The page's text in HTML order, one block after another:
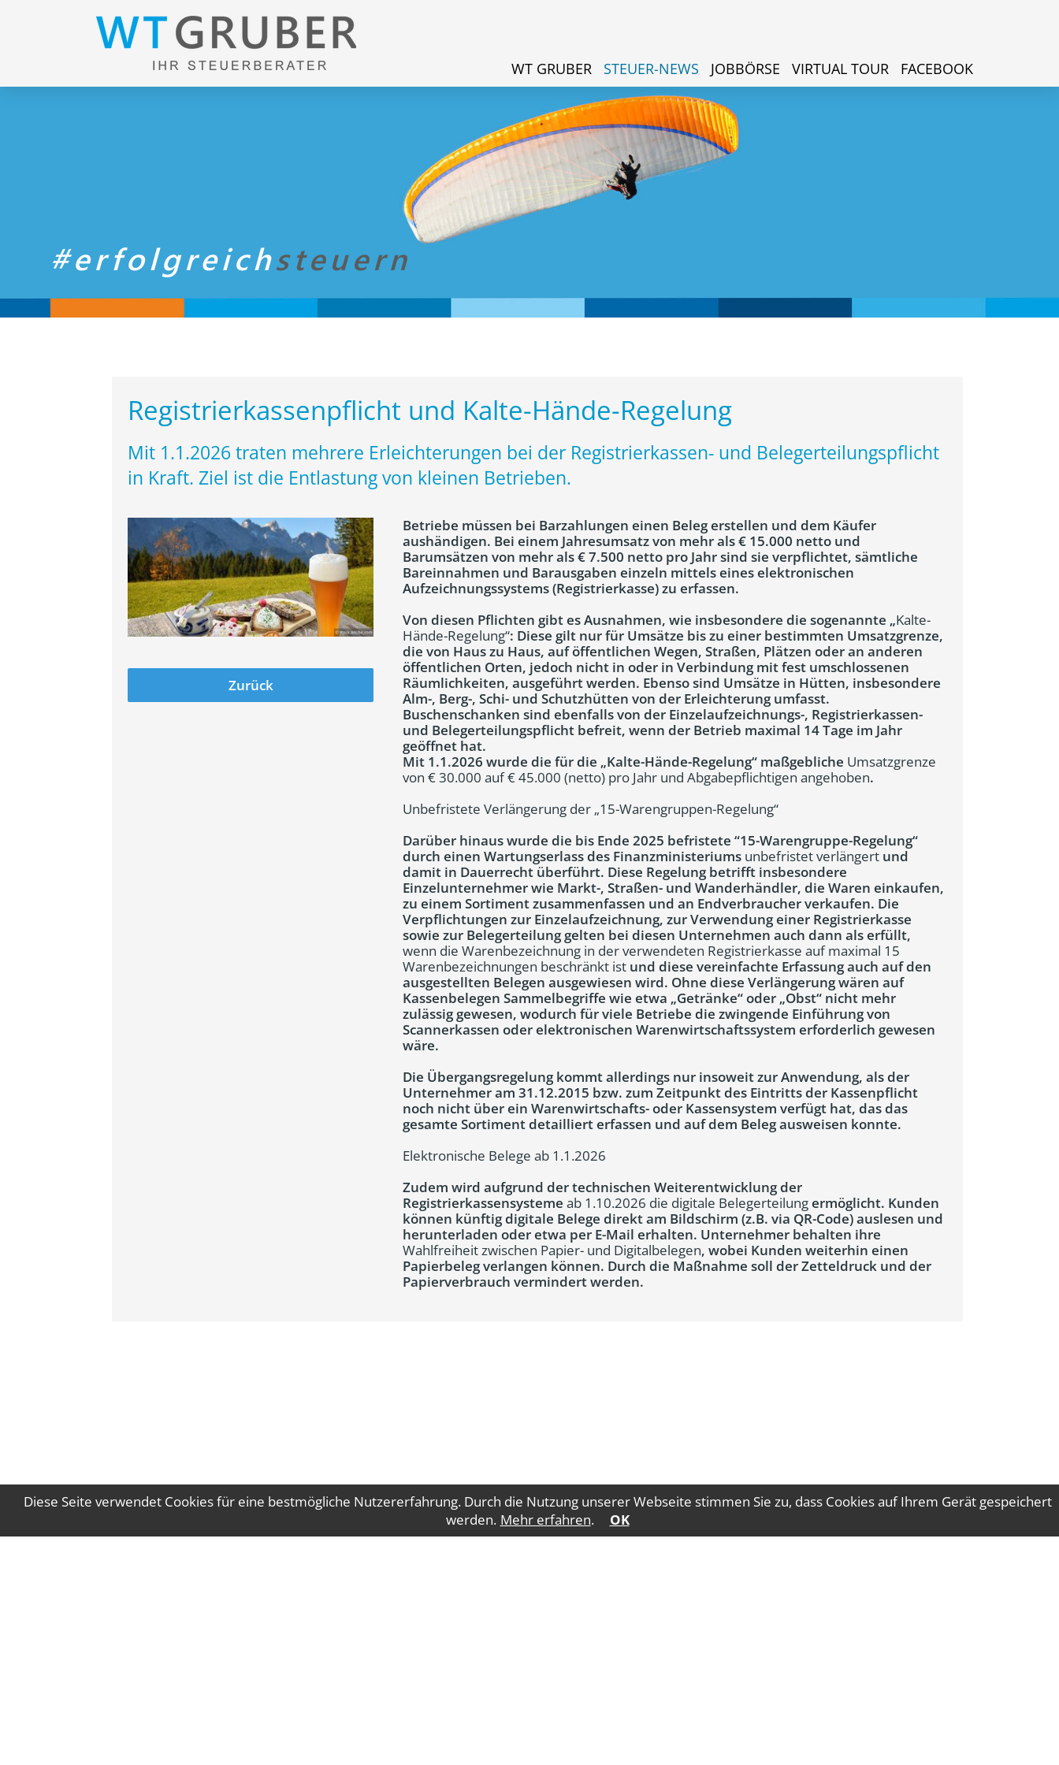
Diese Seite verwendet Cookies für eine bestmögliche Nutzererfahrung. Durch die Nutzung unserer Webseite stimmen Sie zu, dass Cookies auf Ihrem Gerät gespeichert
werden. Mehr erfahren. OK
WT GRUBER STEUER-NEWS JOBBÖRSE VIRTUAL TOUR FACEBOOK
Registrierkassenpflicht und Kalte-Hände-Regelung
Mit 1.1.2026 traten mehrere Erleichterungen bei der Registrierkassen- und Belegerteilungspflicht
in Kraft. Ziel ist die Entlastung von kleinen Betrieben.
Betriebe müssen bei Barzahlungen einen Beleg erstellen und dem Käufer
aushändigen. Bei einem Jahresumsatz von mehr als € 15.000 netto und
Barumsätzen von mehr als € 7.500 netto pro Jahr sind sie verpflichtet, sämtliche
Bareinnahmen und Barausgaben einzeln mittels eines elektronischen
Aufzeichnungssystems (Registrierkasse) zu erfassen.
Von diesen Pflichten gibt es Ausnahmen, wie insbesondere die sogenannte „Kalte-
Hände-Regelung“: Diese gilt nur für Umsätze bis zu einer bestimmten Umsatzgrenze,
die von Haus zu Haus, auf öffentlichen Wegen, Straßen, Plätzen oder an anderen
öffentlichen Orten, jedoch nicht in oder in Verbindung mit fest umschlossenen
Räumlichkeiten, ausgeführt werden. Ebenso sind Umsätze in Hütten, insbesondere
Alm-, Berg-, Schi- und Schutzhütten von der Erleichterung umfasst.
Buschenschanken sind ebenfalls von der Einzelaufzeichnungs-, Registrierkassen-
und Belegerteilungspflicht befreit, wenn der Betrieb maximal 14 Tage im Jahr
geöffnet hat.
Mit 1.1.2026 wurde die für die „Kalte-Hände-Regelung“ maßgebliche Umsatzgrenze
von € 30.000 auf € 45.000 (netto) pro Jahr und Abgabepflichtigen angehoben.
Unbefristete Verlängerung der „15-Warengruppen-Regelung“
Darüber hinaus wurde die bis Ende 2025 befristete “15-Warengruppe-Regelung“
durch einen Wartungserlass des Finanzministeriums unbefristet verlängert und
damit in Dauerrecht überführt. Diese Regelung betrifft insbesondere
Einzelunternehmer wie Markt-, Straßen- und Wanderhändler, die Waren einkaufen,
zu einem Sortiment zusammenfassen und an Endverbraucher verkaufen. Die
Verpflichtungen zur Einzelaufzeichnung, zur Verwendung einer Registrierkasse
sowie zur Belegerteilung gelten bei diesen Unternehmen auch dann als erfüllt,
wenn die Warenbezeichnung in der verwendeten Registrierkasse auf maximal 15
Warenbezeichnungen beschränkt ist und diese vereinfachte Erfassung auch auf den
ausgestellten Belegen ausgewiesen wird. Ohne diese Verlängerung wären auf
Kassenbelegen Sammelbegriffe wie etwa „Getränke“ oder „Obst“ nicht mehr
zulässig gewesen, wodurch für viele Betriebe die zwingende Einführung von
Scannerkassen oder elektronischen Warenwirtschaftssystem erforderlich gewesen
wäre.
Die Übergangsregelung kommt allerdings nur insoweit zur Anwendung, als der
Unternehmer am 31.12.2015 bzw. zum Zeitpunkt des Eintritts der Kassenpflicht
noch nicht über ein Warenwirtschafts- oder Kassensystem verfügt hat, das das
gesamte Sortiment detailliert erfassen und auf dem Beleg ausweisen konnte.
Elektronische Belege ab 1.1.2026
Zudem wird aufgrund der technischen Weiterentwicklung der
Registrierkassensysteme ab 1.10.2026 die digitale Belegerteilungermöglicht. Kunden
können künftig digitale Belege direkt am Bildschirm (z.B. via QR-Code) auslesen und
herunterladen oder etwa per E-Mail erhalten. Unternehmer behalten ihre
Wahlfreiheit zwischen Papier- und Digitalbelegen, wobei Kunden weiterhin einen
Papierbeleg verlangen können. Durch die Maßnahme soll der Zetteldruck und der
Papierverbrauch vermindert werden.
Zurück